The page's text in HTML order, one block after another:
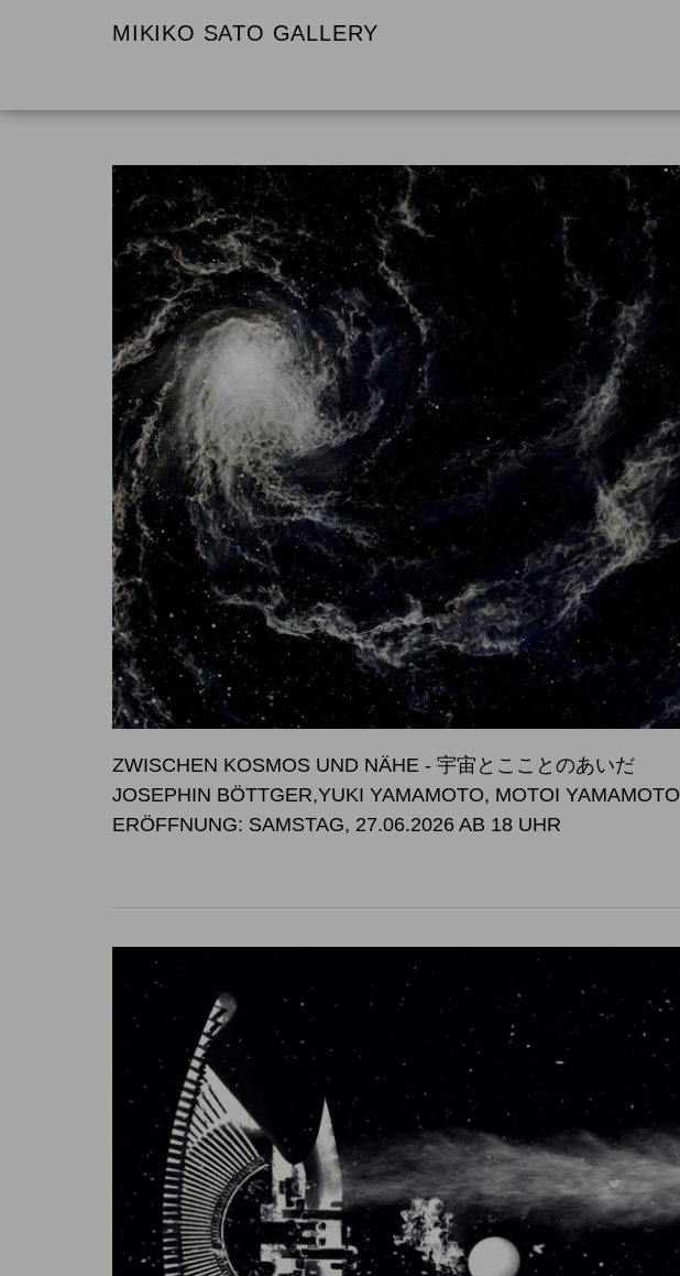
MIKIKO SATO GALLERY
ZWISCHEN KOSMOS UND NÄHE - 宇宙とこことのあいだ
JOSEPHIN BÖTTGER,YUKI YAMAMOTO, MOTOI YAMAMOTO
ERÖFFNUNG: SAMSTAG, 27.06.2026 AB 18 UHR